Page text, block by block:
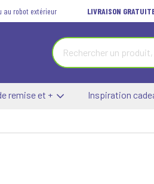
au robot extérieur LIVRAISON
remise et + Inspiration